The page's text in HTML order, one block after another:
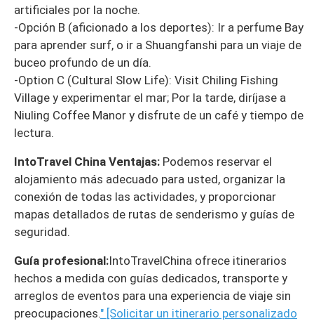
artificiales por la noche.
-Opción B (aficionado a los deportes): Ir a perfume Bay
para aprender surf, o ir a Shuangfanshi para un viaje de
buceo profundo de un día.
-Option C (Cultural Slow Life): Visit Chiling Fishing
Village y experimentar el mar; Por la tarde, diríjase a
Niuling Coffee Manor y disfrute de un café y tiempo de
lectura.
IntoTravel China Ventajas: Podemos reservar el
alojamiento más adecuado para usted, organizar la
conexión de todas las actividades, y proporcionar
mapas detallados de rutas de senderismo y guías de
seguridad.
Guía profesional:IntoTravelChina ofrece itinerarios
hechos a medida con guías dedicados, transporte y
arreglos de eventos para una experiencia de viaje sin
preocupaciones." [Solicitar un itinerario personalizado